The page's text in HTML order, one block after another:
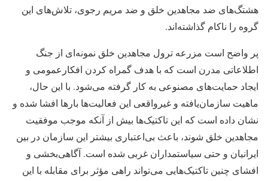
هشتگ‌های ضد مجاهدین خلق و ضد مریم رجوی، تلاش‌های این
گروه را ناکام گذاشته‌اند.
پر واضح است مزرعه ترول مجاهدین خلق نمونه‌ای از جنگ
اطلاعاتی مدرن است که با هدف گمراه کردن افکارعمومی و
ایجاد حمایت‌های مصنوعی به کار گرفته می‌شود. با این حال،
ماهیت سازمان‌یافته و غیرواقعی این فعالیت‌ها بارها افشا شده و
نشان داده است که این تاکتیک‌ها بیش از آنکه موجب موفقیت
مجاهدین خلق شوند، باعث بی‌اعتباری بیشتر این سازمان در بین
ایرانیان و حتی سیاستمداران غربی شده است. آگاهی‌بخشی و
افشای چنین تاکتیک‌هایی می‌تواند راهی مؤثر برای مقابله با این